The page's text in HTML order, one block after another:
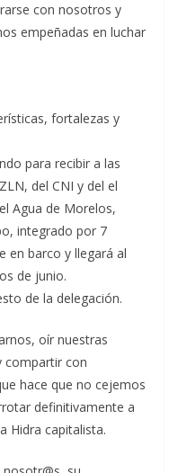
con nosotros y
empeñadas en luchar
fortalezas y
para recibir a las
del CNI y del el
Agua de Morelos,
integrado por 7
en barco y llegará al
de junio.
de la delegación.
oír nuestras
compartir con
hace que no cejemos
definitivamente a
Hidra capitalista.